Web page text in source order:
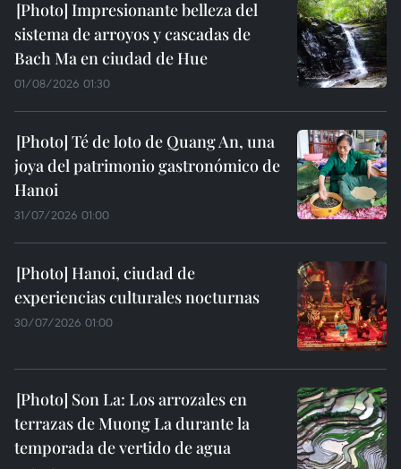
Impresionante belleza del
sistema de arroyos y cascadas de
Bach Ma en ciudad de Hue
01/08/2026 01:30
Té de loto de Quang An, una
joya del patrimonio gastronómico de
Hanoi
31/07/2026 01:00
Hanoi, ciudad de
experiencias culturales nocturnas
30/07/2026 01:00
Son La: Los arrozales en
terrazas de Muong La durante la
temporada de vertido de agua